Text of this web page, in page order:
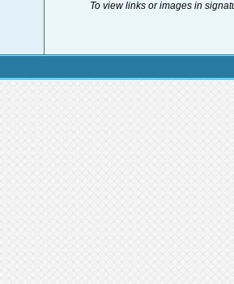
To view links or images in